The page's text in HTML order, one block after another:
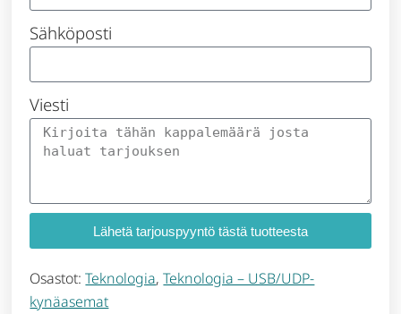
Sähköposti
Viesti
Lähetä tarjouspyyntö tästä tuotteesta
Osastot:Teknologia,Teknologia – USB/UDP-
kynäasemat